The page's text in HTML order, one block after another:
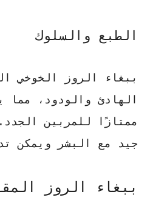
الطبع والسلوك
ببغاء الروز الخوخي
الهادئ والودود، مما
ممتازًا للمربين
جيد مع البشر ويمكن
ببغاء الروز